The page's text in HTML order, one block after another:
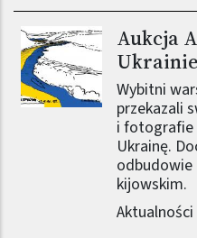
Aukcja
Ukrainie
Wybitni
przekazali
i fotografie
Ukrainę.
kijowskim.
Aktualności